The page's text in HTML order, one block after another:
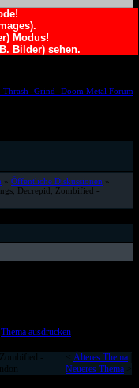
Modus!
Bilder) sehen.
Grind- Doom Metal Forum
» Öffentliche Diskussionen »
Decrepid, Zombified -
Thema ausdrucken]
-
Älteres Thema|
Neueres Thema>